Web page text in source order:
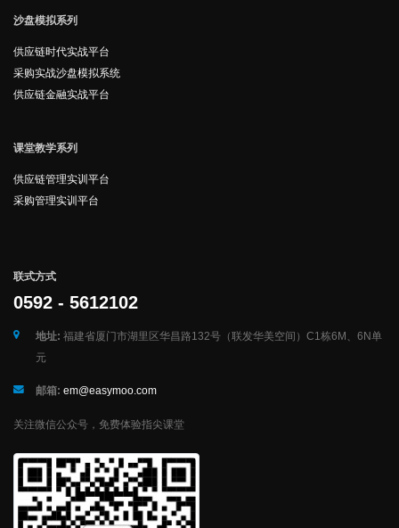
沙盘模拟系列
供应链时代实战平台
采购实战沙盘模拟系统
供应链金融实战平台
课堂教学系列
供应链管理实训平台
采购管理实训平台
联式方式
0592 - 5612102
地址: 福建省厦门市湖里区华昌路132号（联发华美空间）C1栋6M、6N单
元
邮箱: em@easymoo.com
关注微信公众号，免费体验指尖课堂